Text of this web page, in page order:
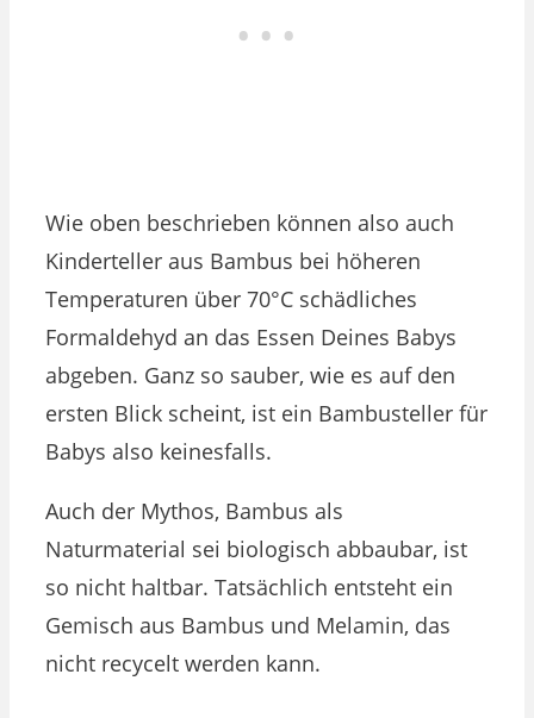
Wie oben beschrieben können also auch
Kinderteller aus Bambus bei höheren
Temperaturen über 70°C schädliches
Formaldehyd an das Essen Deines Babys
abgeben. Ganz so sauber, wie es auf den
ersten Blick scheint, ist ein Bambusteller für
Babys also keinesfalls.
Auch der Mythos, Bambus als
Naturmaterial sei biologisch abbaubar, ist
so nicht haltbar. Tatsächlich entsteht ein
Gemisch aus Bambus und Melamin, das
nicht recycelt werden kann.